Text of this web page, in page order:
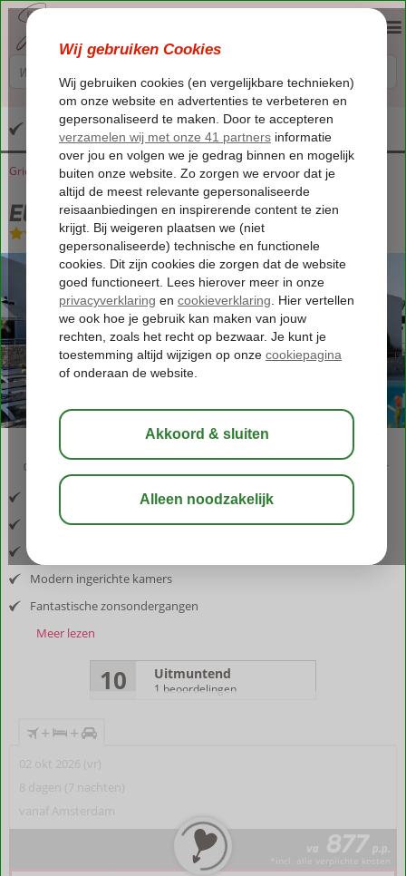
Altijd inclusief huurauto
Home
Griekenland Lesbos Petra Eleia Seafront Villas
Eleia Seafront Villas
Logies-Villa
03:30 bewaar
Inclusief vlucht en huurauto
Aan zee gelegen
Modern ingerichte kamers
Fantastische zonsondergangen
Meer lezen
10 Uitmuntend
1 beoordelingen
+ +
02 okt 2026 (vr)
8 dagen (7 nachten)
vanaf Amsterdam
va 877 p.p.